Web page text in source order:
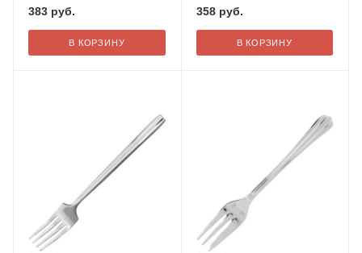
383 руб.
В КОРЗИНУ
358руб.
В КОРЗИНУ